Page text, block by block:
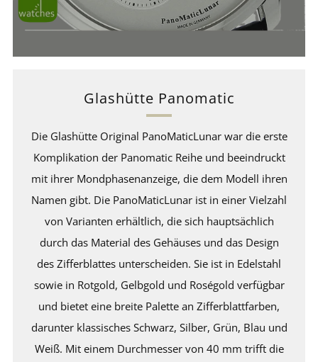
Glashütte Panomatic
Die Glashütte Original PanoMaticLunar war die erste
Komplikation der Panomatic Reihe und beeindruckt
mit ihrer Mondphasenanzeige, die dem Modell ihren
Namen gibt. Die PanoMaticLunar ist in einer Vielzahl
von Varianten erhältlich, die sich hauptsächlich
durch das Material des Gehäuses und das Design
des Zifferblattes unterscheiden. Sie ist in Edelstahl
sowie in Rotgold, Gelbgold und Roségold verfügbar
und bietet eine breite Palette an Zifferblattfarben,
darunter klassisches Schwarz, Silber, Grün, Blau und
Weiß. Mit einem Durchmesser von 40 mm trifft die